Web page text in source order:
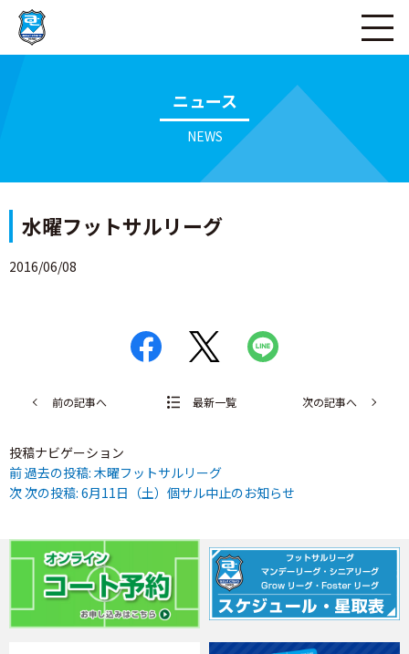
ニュース
NEWS
水曜フットサルリーグ
2016/06/08
前の記事へ 最新一覧 次の記事へ
投稿ナビゲーション
前過去の投稿: 木曜フットサルリーグ
次次の投稿: 6月11日（土）個サル中止のお知らせ